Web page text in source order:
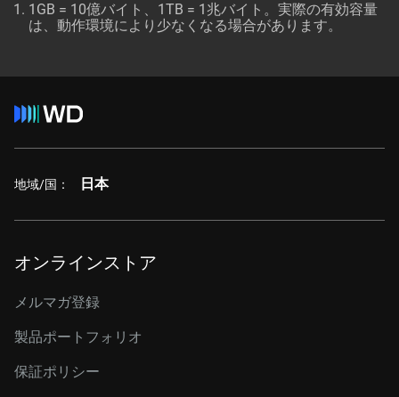
1GB = 10億バイト、1TB = 1兆バイト。実際の有効容量
は、動作環境により少なくなる場合があります。
地域/国： 日本
オンラインストア
メルマガ登録
製品ポートフォリオ
保証ポリシー